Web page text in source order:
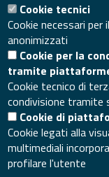
P.I. 00908580616
C.F. 80004270619
Codice Univoco
SEGUICI SU
SITO WEB
Mappa del sito
Cookie tecnici
Cookie necessari
anonimizzati
Cookie per la
tramite
Cookie tecnico di
condivisione tramite
Cookie di
Cookie legati alla
multimediali
profilare l'utente